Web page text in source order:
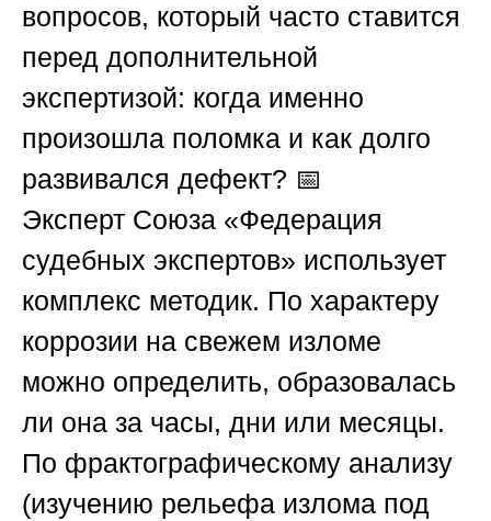
вопросов, который часто ставится
перед дополнительной
экспертизой: когда именно
произошла поломка и как долго
развивался дефект? 📅
Эксперт Союза «Федерация
судебных экспертов» использует
комплекс методик. По характеру
коррозии на свежем изломе
можно определить, образовалась
ли она за часы, дни или месяцы.
По фрактографическому анализу
(изучению рельефа излома под